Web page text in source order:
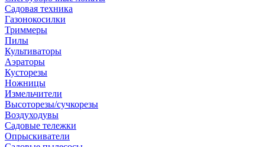
Садовая техника
Газонокосилки
Триммеры
Пилы
Культиваторы
Аэраторы
Кусторезы
Ножницы
Измельчители
Высоторезы/сучкорезы
Воздуходувы
Садовые тележки
Опрыскиватели